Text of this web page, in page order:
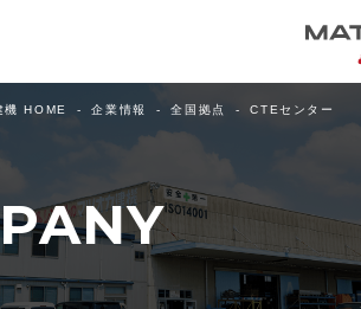
機 HOME 企業情報 全国拠点 CTEセンター